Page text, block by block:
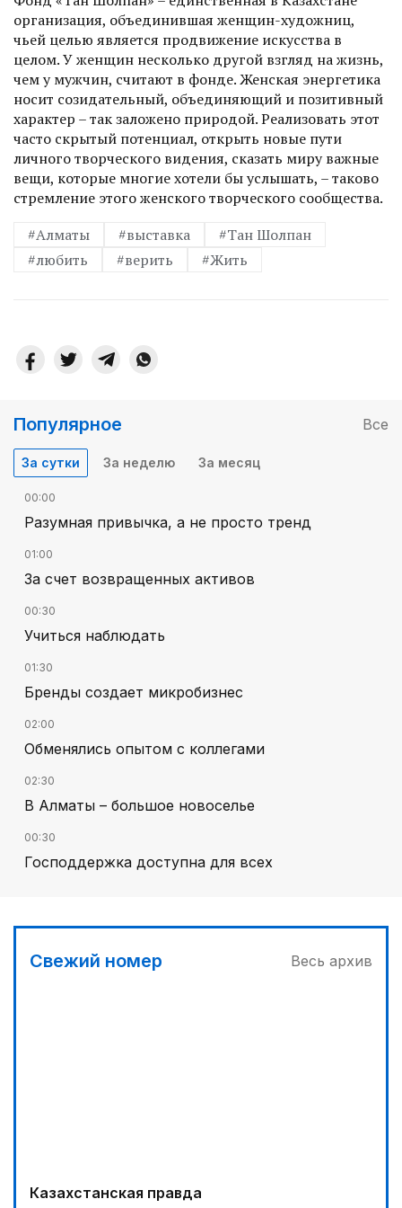
организация, объединившая женщин-художниц,
чьей целью является продвижение искусства в
целом. У женщин несколько другой взгляд на жизнь,
чем у мужчин, считают в фонде. Женская энергетика
носит созидательный, объединяющий и позитивный
характер – так заложено природой. Реализовать этот
часто скрытый потенциал, открыть новые пути
личного творческого видения, сказать миру важные
вещи, которые многие хотели бы услышать, – таково
стремление этого женского творческого сообщества.
#Алматы
#выставка
#Тан Шолпан
#любить
#верить #Жить
Популярное Все
За сутки За неделю За месяц
00:00
Разумная привычка, а не просто тренд
01:00
За счет возвращенных активов
00:30
Учиться наблюдать
01:30
Бренды создает микробизнес
02:00
Обменялись опытом с коллегами
02:30
В Алматы – большое новоселье
00:30
Господдержка доступна для всех
Свежий номер Весь архив
Казахстанская правда